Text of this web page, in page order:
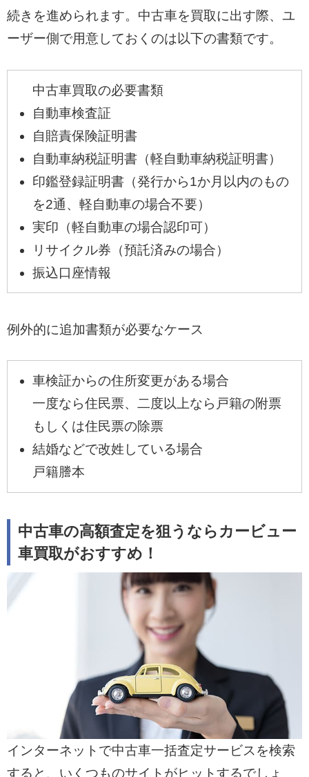
続きを進められます。中古車を買取に出す際、ユ
ーザー側で用意しておくのは以下の書類です。
中古車買取の必要書類
自動車検査証
自賠責保険証明書
自動車納税証明書（軽自動車納税証明書）
印鑑登録証明書（発行から1か月以内のもの
を2通、軽自動車の場合不要）
実印（軽自動車の場合認印可）
リサイクル券（預託済みの場合）
振込口座情報
例外的に追加書類が必要なケース
車検証からの住所変更がある場合
一度なら住民票、二度以上なら戸籍の附票
もしくは住民票の除票
結婚などで改姓している場合
戸籍謄本
中古車の高額査定を狙うならカービュー
車買取がおすすめ！
インターネットで中古車一括査定サービスを検索
すると、いくつものサイトがヒットするでしょ